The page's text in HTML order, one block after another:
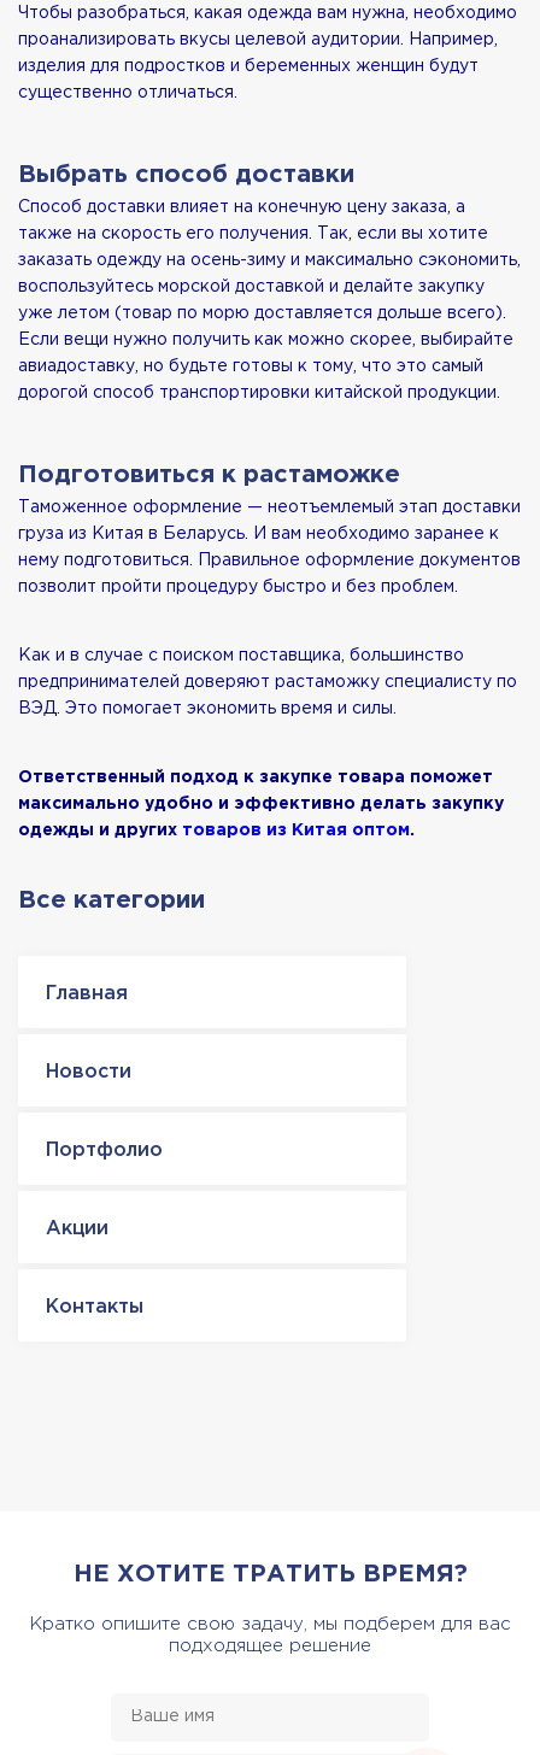
Чтобы разобраться, какая одежда вам нужна, необходимо
проанализировать вкусы целевой аудитории. Например,
изделия для подростков и беременных женщин будут
существенно отличаться.
Выбрать способ доставки
Способ доставки влияет на конечную цену заказа, а
также на скорость его получения. Так, если вы хотите
заказать одежду на осень-зиму и максимально сэкономить,
воспользуйтесь морской доставкой и делайте закупку
уже летом (товар по морю доставляется дольше всего).
Если вещи нужно получить как можно скорее, выбирайте
авиадоставку, но будьте готовы к тому, что это самый
дорогой способ транспортировки китайской продукции.
Подготовиться к растаможке
Таможенное оформление — неотъемлемый этап доставки
груза из Китая в Беларусь. И вам необходимо заранее к
нему подготовиться. Правильное оформление документов
позволит пройти процедуру быстро и без проблем.
Как и в случае с поиском поставщика, большинство
предпринимателей доверяют растаможку специалисту по
ВЭД. Это помогает экономить время и силы.
Ответственный подход к закупке товара поможет
максимально удобно и эффективно делать закупку
одежды и других товаров из Китая оптом.
Все категории
Главная
Новости
Портфолио
Акции
Контакты
НЕ ХОТИТЕ ТРАТИТЬ ВРЕМЯ?
Кратко опишите свою задачу, мы подберем для вас
подходящее решение